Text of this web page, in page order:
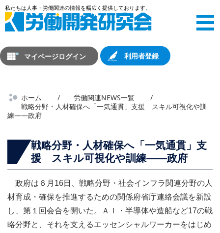
マイページログイン 利用者登録
ホーム
労働関連NEWS一覧
戦略分野・人材確保へ「一気通貫」支援 スキル可視化や訓
練――政府
戦略分野・人材確保へ「一気通貫」支
援 スキル可視化や訓練――政府
政府は６月16日、戦略分野・社会インフラ関連分野の人
材育成・確保を推進するための関係府省庁連絡会議を新設
し、第１回会合を開いた。ＡＩ・半導体や造船など17の戦
略分野と、それを支えるエッセンシャルワーカーをはじめ